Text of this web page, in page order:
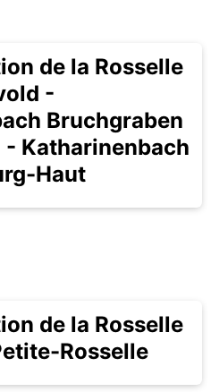
de la Rosselle
-
Bruchgraben
- Katharinenbach
Haut
de la Rosselle
Rosselle